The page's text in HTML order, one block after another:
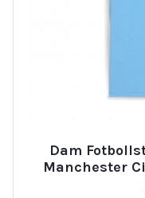
Dam
Manchester